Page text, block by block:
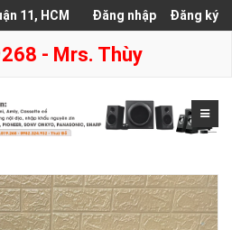
11, HCM Đăng nhập Đăng ký
- Mrs. Thùy